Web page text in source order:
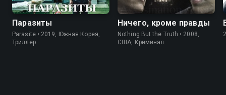
Паразиты
Parasite • 2019, Южная Корея,
Триллер
Ничего, кроме правды
Nothing But the Truth • 2008,
США, Криминал